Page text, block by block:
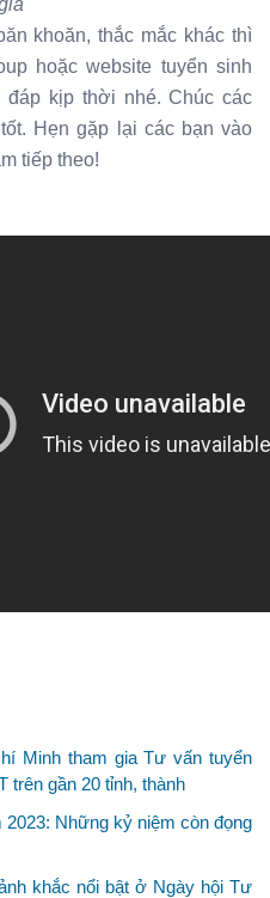
khoăn, thắc mắc khác thì
hoặc website tuyển sinh
kịp thời nhé. Chúc các
Hẹn gặp lại các bạn vào
tiếp theo!
Minh tham gia Tư vấn tuyển
trên gần 20 tỉnh, thành
Những kỷ niệm còn đọng
khắc nổi bật ở Ngày hội Tư